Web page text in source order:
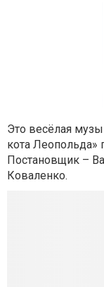
Это весёлая
кота Леопольда»
Постановщик –
Коваленко.